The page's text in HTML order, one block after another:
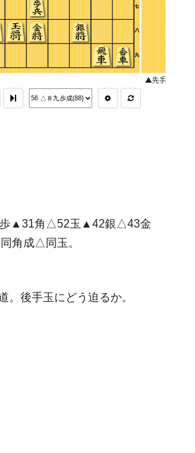
▲31角△52玉▲42銀△43金
角成△同玉。
。後手玉にどう迫るか。